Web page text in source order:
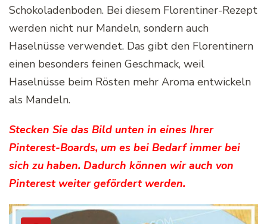
Schokoladenboden. Bei diesem Florentiner-Rezept
werden nicht nur Mandeln, sondern auch
Haselnüsse verwendet. Das gibt den Florentinern
einen besonders feinen Geschmack, weil
Haselnüsse beim Rösten mehr Aroma entwickeln
als Mandeln.
Stecken Sie das Bild unten in eines Ihrer
Pinterest-Boards, um es bei Bedarf immer bei
sich zu haben. Dadurch können wir auch von
Pinterest weiter gefördert werden.